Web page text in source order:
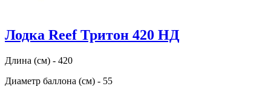
Лодка Reef Тритон 420 НД
Длина (см) - 420
Диаметр баллона (см) - 55